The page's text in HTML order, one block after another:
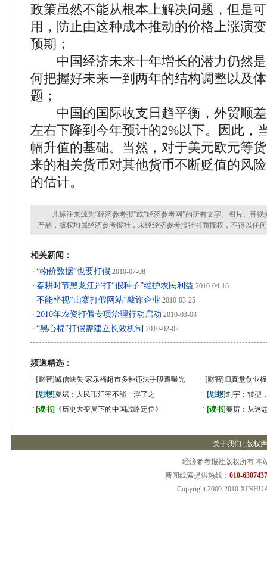
政策虽然不能从根本上解决问题，但是
用，防止由这种成本推动的价格上涨演
预期；
中国经济未来十年增长的潜力仍然是
何把握好未来一到两年的结构调整以及
题；
中国的国际收支日趋平衡，外贸顺差
左右下降到今年预计的2%以下。因此，
幅升值的基础。当然，对于美元欧元等
来的相关货币对其他货币不断贬值的风
的估计。
凡标注来源为“经济参考报”或“经济参考网”的所有文字、图片、音视
产品，版权均属经济参考报社，未经经济参考报社书面授权，不得以任
相关新闻：
· “物价数据”也要打假 2010-07-08
· 春耕时节黑龙江严打“假种子”维护农民利益 2010-04-16
· 不能坐视“山寨打假网站”敲诈企业 2010-03-25
· 2010年农资打假专项治理行动启动 2010-03-03
· “黑心棉”打假需建立长效机制 2010-02-02
频道精选：
· [财智]诚信缺失 家乐福超市多种违法手段遭曝光 · [财智] 归真堂创业
· [思想]夏斌：人民币汇率不能一浮了之 · [思想]刘宇：转型
· [读书] 《历史大变局下的中国战略定位》 · [读书]秦厉：从迷
关于我们 版权
经济参考报社版权所有 本
新闻线索提供热线： 010-
Copyright 2000-2010